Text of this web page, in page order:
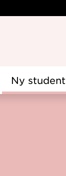
Ny student